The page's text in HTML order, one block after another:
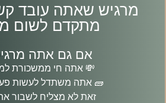
מרגיש שאתה עובד
מתקדם לשום
אם גם אתה
💸 אתה חי ממשכורת
🧱 אתה משתדל לעשות
זאת לא מצליח לשבור